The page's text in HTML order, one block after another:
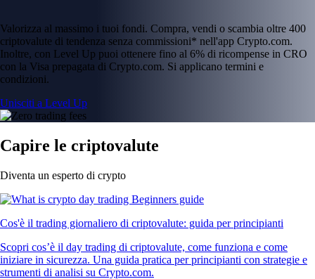
Valorizza al massimo i tuoi fondi. Compra, vendi o scambia oltre 400
criptovalute di tendenza senza commissioni* nell'app Crypto.com.
Inoltre, con Level Up puoi ottenere fino al 6% di ricompense in CRO
con la Visa prepagata di Crypto.com. Si applicano termini e
condizioni.
Unisciti a Level Up
Capire le criptovalute
Diventa un esperto di crypto
Cos'è il trading giornaliero di criptovalute: guida per principianti
Scopri cos’è il day trading di criptovalute, come funziona e come
iniziare in sicurezza. Una guida pratica per principianti con strategie e
strumenti di analisi su Crypto.com.